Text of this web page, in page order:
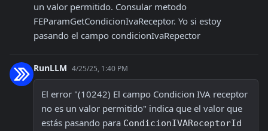
un valor permitido. Consular metodo
FEParamGetCondicionIvaReceptor. Yo si estoy
pasando el campo condicionIvaRepector
RunLLM 4/25/25, 1:40 PM
El error "(10242) El campo Condicion IVA receptor
no es un valor permitido" indica que el valor que
estás pasando para CondicionIVAReceptorId